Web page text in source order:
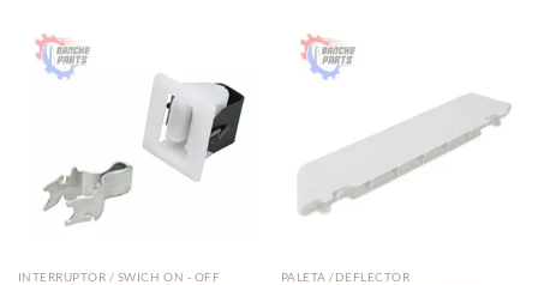
INTERRUPTOR / SWICH ON - OFF PALETA /DEFLECTOR